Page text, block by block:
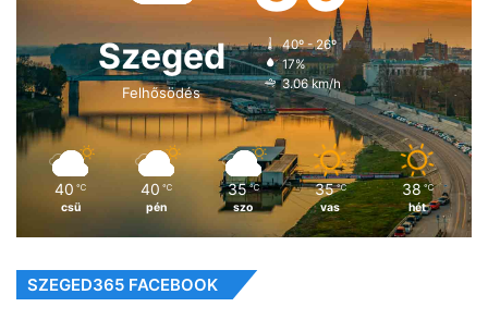
Szeged
Felhősödés
40º - 26º
17%
3.06 km/h
40 ℃
csü
40 ℃
pén
35 ℃
szo
35 ℃
vas
38 ℃
hét
SZEGED365 FACEBOOK